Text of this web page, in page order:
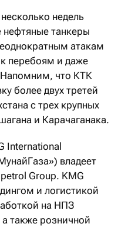
недель
нефтяные танкеры
атакам
перебоям и даже
что КТК
более двух третей
с трех крупных
и Карачаганака.
International
владеет
Group. KMG
и логистикой
на НПЗ
также розничной